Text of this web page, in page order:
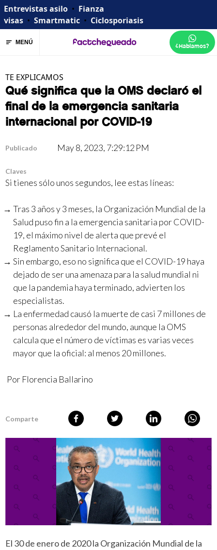
Entrevistas asilo • Fianza
visas • Smartmatic • Ciclosporiasis
MENÚ ¿Hablamos?
TE EXPLICAMOS
Qué significa que la OMS declaró el
final de la emergencia sanitaria
internacional por COVID-19
Publicado May 8, 2023, 7:29:12 PM
Claves
Si tienes sólo unos segundos, lee estas líneas:
Tras 3 años y 3 meses, la Organización Mundial de la
Salud puso fin a la emergencia sanitaria por COVID-
19, el máximo nivel de alerta que prevé el
Reglamento Sanitario Internacional.
Sin embargo, eso no significa que el COVID-19 haya
dejado de ser una amenaza para la salud mundial ni
que la pandemia haya terminado, advierten los
especialistas.
La enfermedad causó la muerte de casi 7 millones de
personas alrededor del mundo, aunque la OMS
calcula que el número de víctimas es varias veces
mayor que la oficial: al menos 20 millones.
Por Florencia Ballarino
Comparte
El 30 de enero de 2020 la Organización Mundial de la